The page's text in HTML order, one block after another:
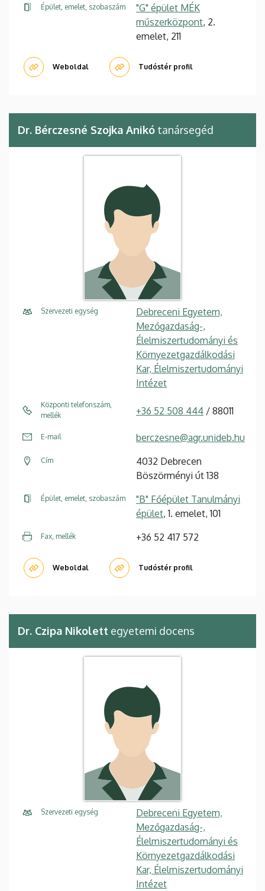
Épület, emelet, szobaszám
"G" épület MÉK
műszerközpont, 2.
emelet, 211
Weboldal Tudóstér profil
Dr. Bérczesné Szojka Anikó tanársegéd
Szervezeti egység
Debreceni Egyetem,
Mezőgazdaság-,
Élelmiszertudományi és
Környezetgazdálkodási
Kar, Élelmiszertudományi
Intézet
Központi telefonszám,
mellék
+36 52 508 444 / 88011
E-mail berczesne@agr.unideb.hu
Cím
4032 Debrecen
Böszörményi út 138
Épület, emelet, szobaszám
"B" Főépület Tanulmányi
épület, 1. emelet, 101
Fax, mellék +36 52 417 572
Weboldal Tudóstér profil
Dr. Czipa Nikolett egyetemi docens
Szervezeti egység
Debreceni Egyetem,
Mezőgazdaság-,
Élelmiszertudományi és
Környezetgazdálkodási
Kar, Élelmiszertudományi
Intézet